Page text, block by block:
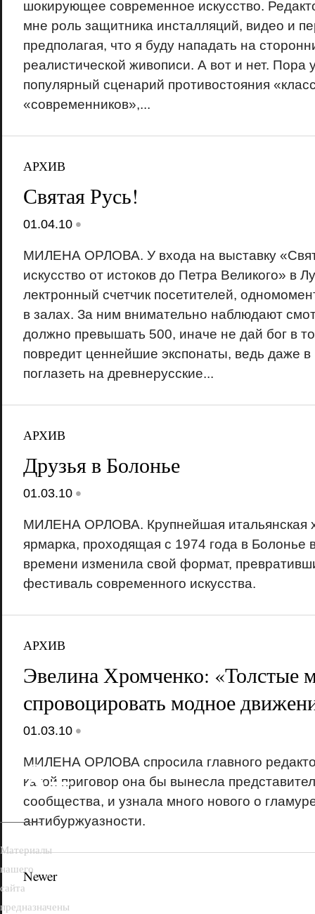
шокирующее современное искусство.
мне роль защитника инсталляций, видео и
предполагая, что я буду нападать на
реалистической живописи. А вот и нет. Пора
популярный сценарий противостояния
«современников»,...
АРХИВ
Святая Русь!
01.04.10 •
МИЛЕНА ОРЛОВА. У входа на выставку
искусство от истоков до Петра Великого» в
лектронный счетчик посетителей,
в залах. За ним внимательно наблюдают
должно превышать 500, иначе не дай бог в
повредит ценнейшие экспонаты, ведь даже в
поглазеть на древнерусские...
АРХИВ
Друзья в Болонье
01.03.10 •
МИЛЕНА ОРЛОВА. Крупнейшая итальянская
ярмарка, проходящая с 1974 года в Болонье
времени изменила свой формат,
фестиваль современного искусства.
АРХИВ
Эвелина Хромченко: «Толстые
спровоцировать модное
01.03.10 •
МИЛЕНА ОРЛОВА спросила главного
какой приговор она бы вынесла
сообщества, и узнала много нового о
антибуржуазности.
Newer
18+
Материалы
нашего
сайта
предназначены